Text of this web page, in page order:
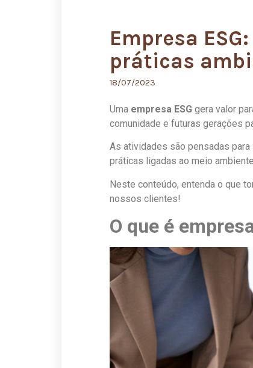
Empresa
práticas
18/07/2023
Uma empresa ESG gera valor
comunidade e futuras gerações
As atividades são pensadas
práticas ligadas ao meio
Neste conteúdo, entenda o que
nossos clientes!
O que é